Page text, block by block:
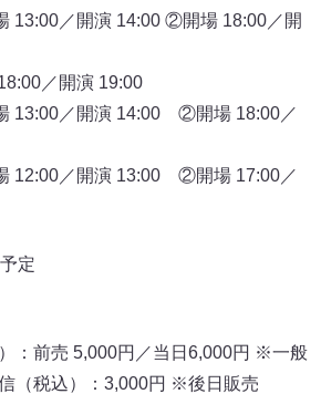
13:00／開演 14:00 ②開場 18:00／開
／開演 19:00
13:00／開演 14:00 ②開場 18:00／
12:00／開演 13:00 ②開場 17:00／
定
：前売 5,000円／当日6,000円 ※一般
（税込）：3,000円 ※後日販売